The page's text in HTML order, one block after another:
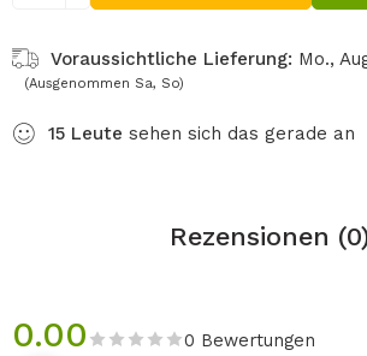
Voraussichtliche Lieferung: Mo.,
(Ausgenommen Sa, So)
15 Leute sehen sich das gerade an
Rezensionen
0.00 0 Bewertungen